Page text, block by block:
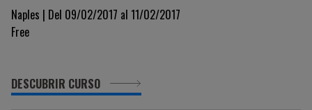
diagnostic and therapeutic strategies
Naples | Del 09/02/2017 al 11/02/2017
Free
DESCUBRIR CURSO